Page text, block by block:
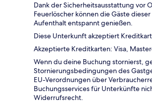
Dank der Sicherheitsausstattung vor
Feuerlöscher können die Gäste
Aufenthalt entspannt genießen.
Diese Unterkunft akzeptiert
Akzeptierte Kreditkarten: Visa,
Wenn du deine Buchung stornierst,
Stornierungsbedingungen des
EU-Verordnungen über
Buchungsservices für Unterkünfte
Widerrufsrecht.